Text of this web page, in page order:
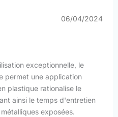
06/04/2024
exceptionnelle, le
permet une application
plastique rationalise le
ainsi le temps d'entretien
exposées.